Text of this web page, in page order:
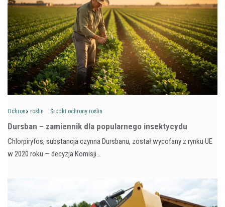
Ochrona roślin Środki ochrony roślin
Dursban – zamiennik dla popularnego insektycydu
Chlorpiryfos, substancja czynna Dursbanu, został wycofany z rynku UE
w 2020 roku — decyzja Komisji…